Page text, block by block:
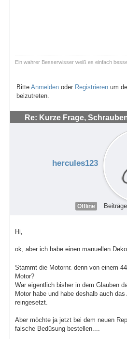
Ein wahrer Besserwisser weiß es einfach
Bitte Anmelden oder Registrieren um
beizutreten.
Re: Kurze Frage,
hercules123
Offline
Hi,
ok, aber ich habe einen manuellen Deko
Stammt die Motornr. denn von einem
Motor?
War eigentlich bisher in dem Glauben
Motor habe und habe deshalb auch das
reingesetzt.
Aber möchte ja jetzt bei dem neuen
falsche Bedüsung bestellen....